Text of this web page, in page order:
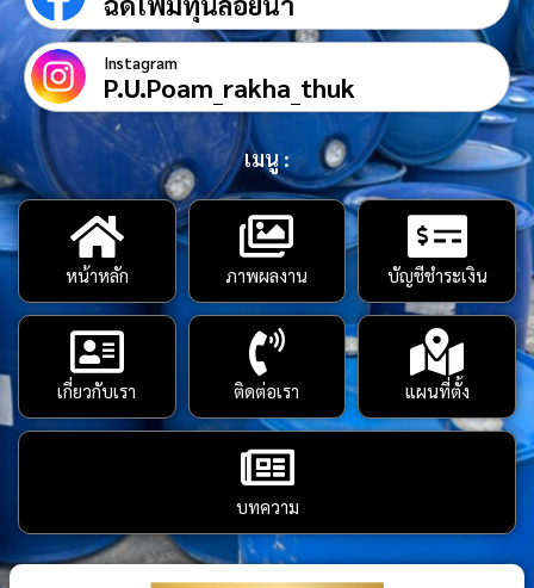
เมนู :
หน้าหลัก ภาพผลงาน บัญชีชำระเงิน
เกี่ยวกับเรา ติดต่อเรา แผนที่ตั้ง
บทความ
Instagram
P.U.Poam_rakha_thuk